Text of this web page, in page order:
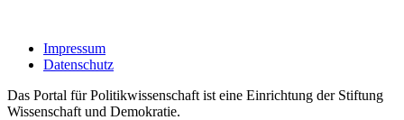
Impressum
Datenschutz
Das Portal für Politikwissenschaft ist eine Einrichtung der Stiftung
Wissenschaft und Demokratie.